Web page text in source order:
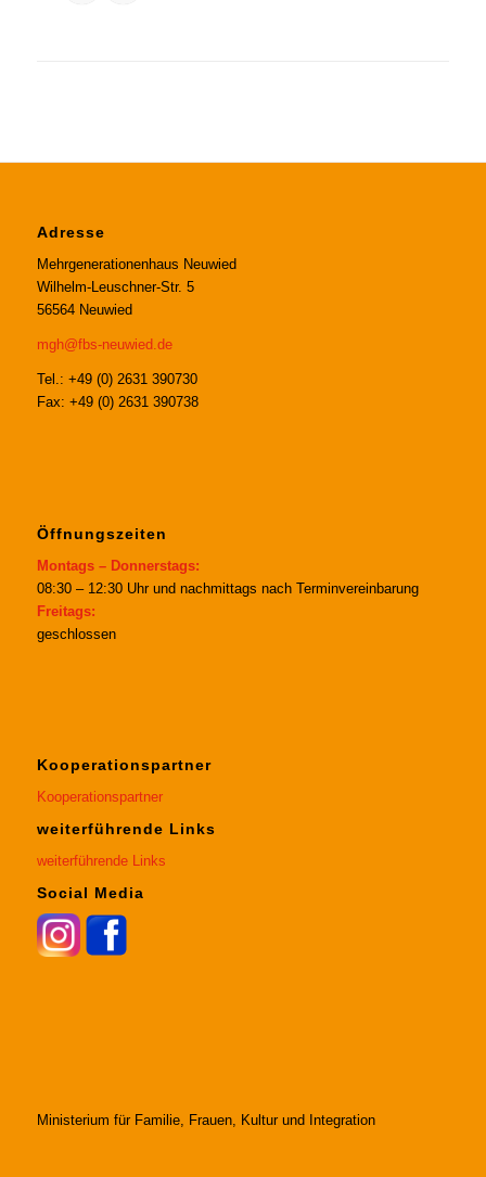
Adresse
Mehrgenerationenhaus Neuwied
Wilhelm-Leuschner-Str. 5
56564 Neuwied
mgh@fbs-neuwied.de
Tel.: +49 (0) 2631 390730
Fax: +49 (0) 2631 390738
Öffnungszeiten
Montags – Donnerstags:
08:30 – 12:30 Uhr und nachmittags nach Terminvereinbarung
Freitags:
geschlossen
Kooperationspartner
Kooperationspartner
weiterführende Links
weiterführende Links
Social Media
Ministerium für Familie, Frauen, Kultur und Integration